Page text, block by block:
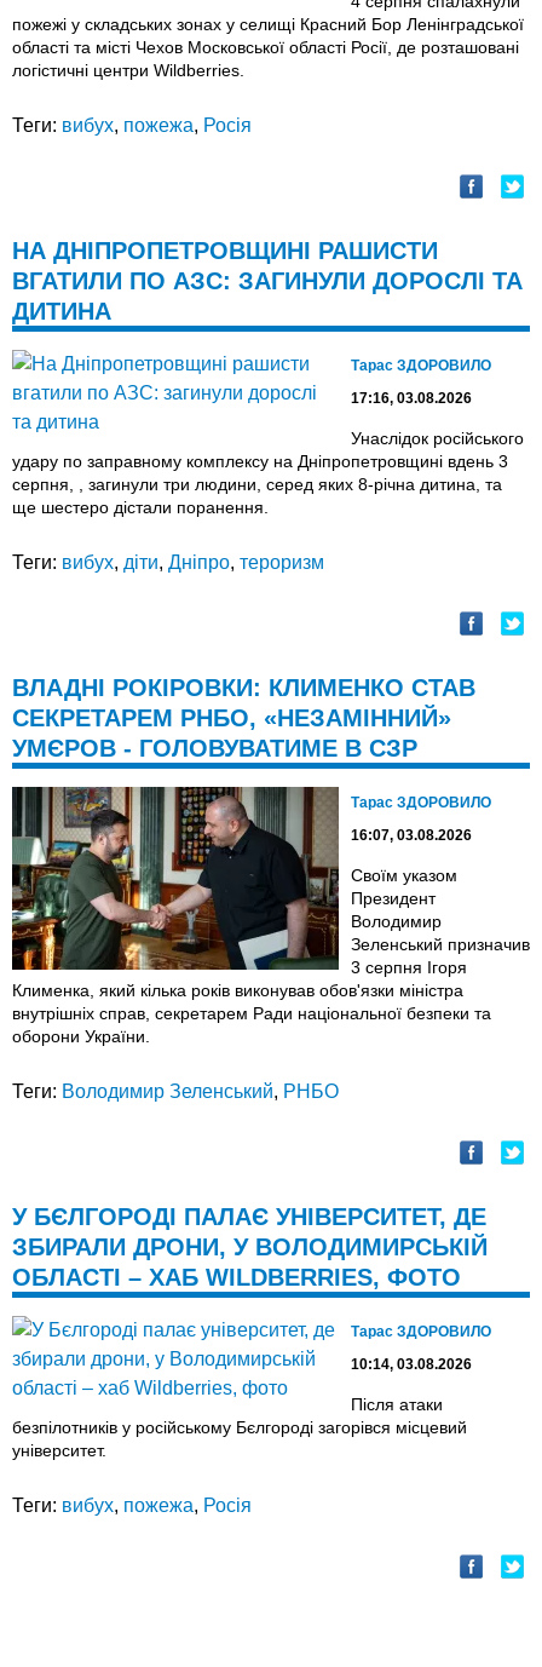
пожежі у складських зонах у селищі Красний Бор Ленінградської
області та місті Чехов Московської області Росії, де розташовані
логістичні центри Wildberries.
Теги: вибух, пожежа, Росія
НА ДНІПРОПЕТРОВЩИНІ РАШИСТИ
ВГАТИЛИ ПО АЗС: ЗАГИНУЛИ ДОРОСЛІ ТА
ДИТИНА
Тарас ЗДОРОВИЛО
17:16, 03.08.2026
Унаслідок російського
удару по заправному комплексу на Дніпропетровщині вдень 3
серпня, , загинули три людини, серед яких 8-річна дитина, та
ще шестеро дістали поранення.
Теги: вибух, діти, Дніпро, тероризм
ВЛАДНІ РОКІРОВКИ: КЛИМЕНКО СТАВ
СЕКРЕТАРЕМ РНБО, «НЕЗАМІННИЙ»
УМЄРОВ - ГОЛОВУВАТИМЕ В СЗР
Тарас ЗДОРОВИЛО
16:07, 03.08.2026
Своїм указом
Президент
Володимир
Зеленський призначив
3 серпня Ігоря
Клименка, який кілька років виконував обов'язки міністра
внутрішніх справ, секретарем Ради національної безпеки та
оборони України.
Теги: Володимир Зеленський, РНБО
У БЄЛГОРОДІ ПАЛАЄ УНІВЕРСИТЕТ, ДЕ
ЗБИРАЛИ ДРОНИ, У ВОЛОДИМИРСЬКІЙ
ОБЛАСТІ – ХАБ WILDBERRIES, ФОТО
Тарас ЗДОРОВИЛО
10:14, 03.08.2026
Після атаки
безпілотників у російському Бєлгороді загорівся місцевий
університет.
Теги: вибух, пожежа, Росія